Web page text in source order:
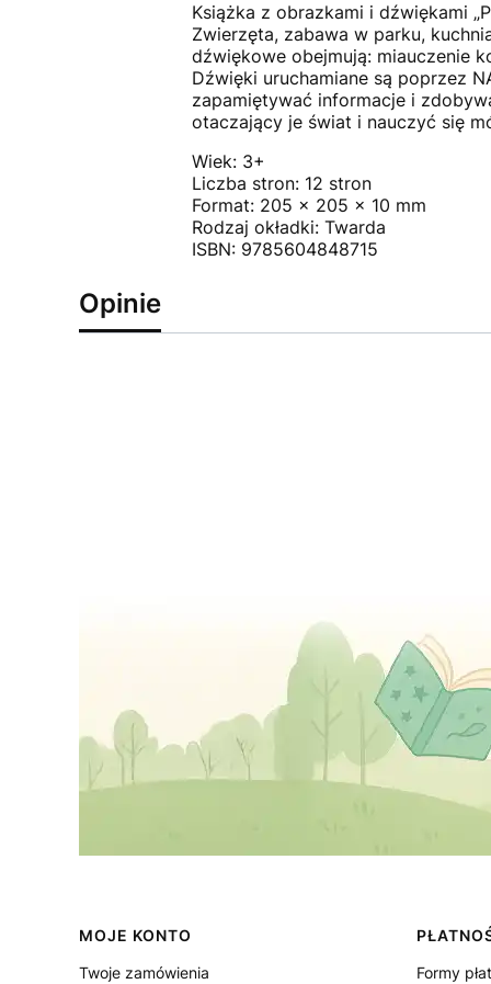
Książka z obrazkami i dźwiękami
Zwierzęta, zabawa w parku,
dźwiękowe obejmują: miauczenie
Dźwięki uruchamiane są poprzez
zapamiętywać informacje i
otaczający je świat i nauczyć się
Wiek: 3+
Liczba stron: 12 stron
Format: 205 x 205 x 10 mm
Rodzaj okładki: Twarda
ISBN: 9785604848715
Opinie
Linki w stopce
MOJE KONTO
Twoje zamówienia
Formy